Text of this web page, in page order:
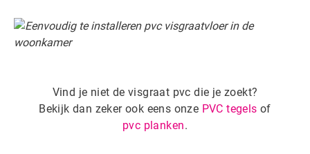
Vind je niet de visgraat pvc die je zoekt?
Bekijk dan zeker ook eens onze PVC tegels of
pvc planken.